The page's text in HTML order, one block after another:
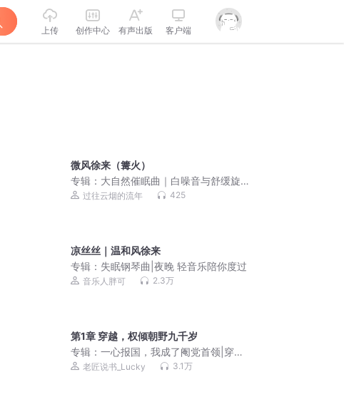
上传 创作中心 有声出版 客户端
微风徐来（篝火）
专辑： 大自然催眠曲｜白噪音与舒缓旋
律的交织
过往云烟的流年 425
凉丝丝｜温和风徐来
专辑： 失眠钢琴曲|夜晚 轻音乐陪你度过
音乐人胖可 2.3万
第1章 穿越，权倾朝野九千岁
专辑：一心报国，我成了阉党首领|穿越
真太监|爆笑无厘头| 多人有声剧
老匠说书_Lucky 3.1万